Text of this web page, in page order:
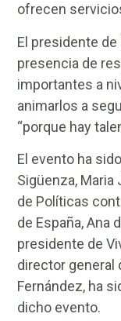
ofrecen
El presidente de
presencia de
importantes a
animarlos a
“porque hay
El evento ha
Sigüenza, Maria
de Políticas
de España, Ana
presidente de
director general
Fernández, ha
dicho evento.